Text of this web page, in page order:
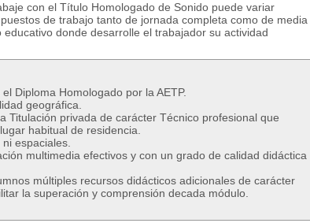
con el Título Homologado de Sonido puede variar
de trabajo tanto de jornada completa como de media
donde desarrolle el trabajador su actividad
Diploma Homologado por la AETP.
geográfica.
Titulación privada de carácter Técnico profesional que
habitual de residencia.
espaciales.
multimedia efectivos y con un grado de calidad didáctica
múltiples recursos didácticos adicionales de carácter
la superación y comprensión decada módulo.